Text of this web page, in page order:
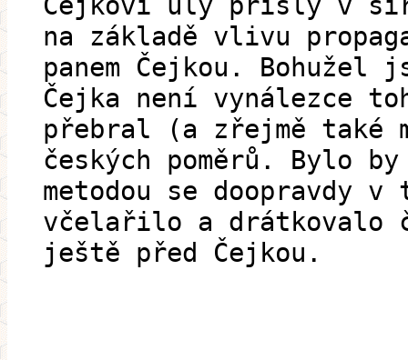
na základě vlivu
panem Čejkou.
Čejka není vynálezce
přebral (a zřejmě také
českých poměrů. Bylo
metodou se doopravdy v
včelařilo a drátkovalo
ještě před Čejkou.